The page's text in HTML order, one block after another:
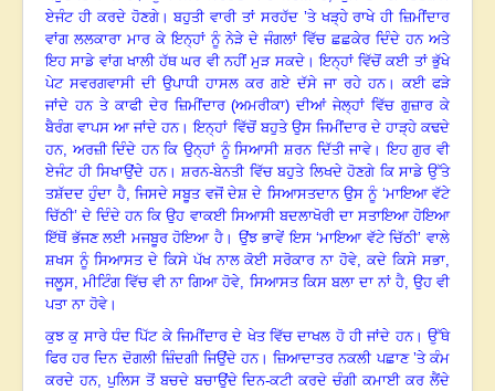
ਏਜੰਟ ਹੀ ਕਰਦੇ ਹੋਣਗੇ।ਬਹੁਤੀ ਵਾਰੀ ਤਾਂ ਸਰਹੱਦ ’ਤੇ ਖੜ੍ਹੇ ਰਾਖੇ ਹੀ ਜ਼ਿਮੀਂਦਾਰ
ਵਾਂਗ ਲਲਕਾਰਾ ਮਾਰ ਕੇ ਇਨ੍ਹਾਂ ਨੂੰ ਨੇੜੇ ਦੇ ਜੰਗਲਾਂ ਵਿੱਚ ਛਛਕੇਰ ਦਿੰਦੇ ਹਨ ਅਤੇ
ਇਹ ਸਾਡੇ ਵਾਂਗ ਖਾਲੀ ਹੱਥ ਘਰ ਵੀ ਨਹੀਂ ਮੁੜ ਸਕਦੇ।ਇਨ੍ਹਾਂ ਵਿੱਚੋਂ ਕਈ ਤਾਂ ਭੁੱਖੇ
ਪੇਟ ਸਵਰਗਵਾਸੀ ਦੀ ਉਪਾਧੀ ਹਾਸਲ ਕਰ ਗਏ ਦੱਸੇ ਜਾ ਰਹੇ ਹਨ। ਕਈ ਫੜੇ
ਜਾਂਦੇ ਹਨ ਤੇ ਕਾਫੀ ਦੇਰ ਜ਼ਿਮੀਂਦਾਰ (ਅਮਰੀਕਾ) ਦੀਆਂ ਜੇਲ੍ਹਾਂ ਵਿੱਚ ਗੁਜ਼ਾਰ ਕੇ
ਬੈਰੰਗ ਵਾਪਸ ਆ ਜਾਂਦੇ ਹਨ।ਇਨ੍ਹਾਂ ਵਿੱਚੋਂ ਬਹੁਤੇ ਉਸ ਜਿਮੀਂਦਾਰ ਦੇ ਹਾੜ੍ਹੇ ਕਢਦੇ
ਹਨ, ਅਰਜ਼ੀ ਦਿੰਦੇ ਹਨ ਕਿ ਉਨ੍ਹਾਂ ਨੂੰ ਸਿਆਸੀ ਸ਼ਰਨ ਦਿੱਤੀ ਜਾਵੇ।ਇਹ ਗੁਰ ਵੀ
ਏਜੰਟ ਹੀ ਸਿਖਾਉਂਦੇ ਹਨ।ਸ਼ਰਨ-ਬੇਨਤੀ ਵਿੱਚ ਬਹੁਤੇ ਲਿਖਦੇ ਹੋਣਗੇ ਕਿ ਸਾਡੇ ਉੱਤੇ
ਤਸ਼ੱਦਦ ਹੁੰਦਾ ਹੈ, ਜਿਸਦੇ ਸਬੂਤ ਵਜੋਂ ਦੇਸ਼ ਦੇ ਸਿਆਸਤਦਾਨ ਉਸ ਨੂੰ ‘ਮਾਇਆ ਵੱਟੇ
ਚਿੱਠੀ’ ਦੇ ਦਿੰਦੇ ਹਨ ਕਿ ਉਹ ਵਾਕਈ ਸਿਆਸੀ ਬਦਲਾਖੋਰੀ ਦਾ ਸਤਾਇਆ ਹੋਇਆ
ਇੱਥੋਂ ਭੱਜਣ ਲਈ ਮਜਬੂਰ ਹੋਇਆ ਹੈ। ਉਂਝ ਭਾਵੇਂ ਇਸ ‘ਮਾਇਆ ਵੱਟੇ ਚਿੱਠੀ’ ਵਾਲੇ
ਸ਼ਖਸ ਨੂੰ ਸਿਆਸਤ ਦੇ ਕਿਸੇ ਪੱਖ ਨਾਲ ਕੋਈ ਸਰੋਕਾਰ ਨਾ ਹੋਵੇ,ਕਦੇ ਕਿਸੇ ਸਭਾ,
ਜਲੂਸ, ਮੀਟਿੰਗ ਵਿੱਚ ਵੀ ਨਾ ਗਿਆ ਹੋਵੇ, ਸਿਆਸਤ ਕਿਸ ਬਲਾ ਦਾ ਨਾਂ ਹੈ, ਉਹ ਵੀ
ਪਤਾ ਨਾ ਹੋਵੇ।
ਕੁਝ ਕੁ ਸਾਰੇ ਧੰਦ ਪਿੱਟ ਕੇ ਜਿਮੀਂਦਾਰ ਦੇ ਖੇਤ ਵਿੱਚ ਦਾਖਲ ਹੋ ਹੀ ਜਾਂਦੇ ਹਨ। ਉੱਥੇ
ਫਿਰ ਹਰ ਦਿਨ ਦੋਗਲੀ ਜ਼ਿੰਦਗੀ ਜਿਉਂਦੇ ਹਨ। ਜ਼ਿਆਦਾਤਰ ਨਕਲੀ ਪਛਾਣ ’ਤੇ ਕੰਮ
ਕਰਦੇ ਹਨ, ਪੁਲਿਸ ਤੋਂ ਬਚਦੇ ਬਚਾਉਂਦੇ ਦਿਨ-ਕਟੀ ਕਰਦੇ ਚੰਗੀ ਕਮਾਈ ਕਰ ਲੈਂਦੇ